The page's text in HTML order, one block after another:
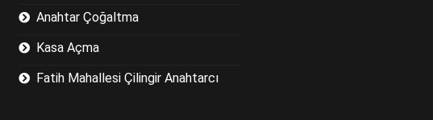
Anahtar Çoğaltma
Kasa Açma
Fatih Mahallesi Çilingir Anahtarcı